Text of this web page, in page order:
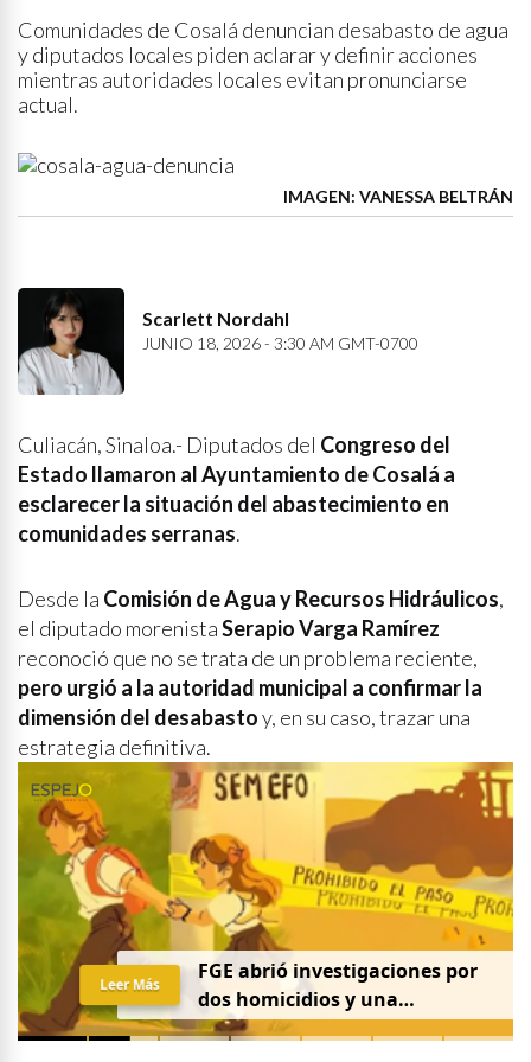
Comunidades de Cosalá denuncian desabasto de agua
y diputados locales piden aclarar y definir acciones
mientras autoridades locales evitan pronunciarse
actual.
IMAGEN: VANESSA BELTRÁN
Scarlett Nordahl
JUNIO 18, 2026 - 3:30 AM GMT-0700
Culiacán, Sinaloa.- Diputados del Congreso del
Estado llamaron al Ayuntamiento de Cosalá a
esclarecer la situación del abastecimiento en
comunidades serranas.
Desde la Comisión de Agua y Recursos Hidráulicos,
el diputado morenistaSerapio Varga Ramírez
reconoció que no se trata de un problema reciente,
pero urgió a la autoridad municipal a confirmar la
dimensión del desabastoy, en su caso, trazar una
estrategia definitiva.
FGE abrió investigaciones por
dos homicidios y una
desaparición el 7 de agosto
Leer Más